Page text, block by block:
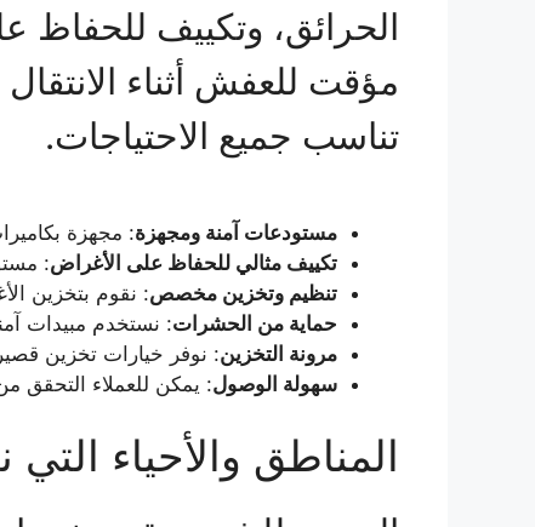
الحرائق، وتكييف للحفاظ
مؤقت للعفش أثناء
تناسب جميع الاحتياجات.
مستودعات آمنة ومجهزة: مجهزة
تكييف مثالي للحفاظ على الأغراض:
تنظيم وتخزين مخصص: نقوم بتخزين
حماية من الحشرات: نستخدم مبيدات
مرونة التخزين: نوفر خيارات تخزين
سهولة الوصول: يمكن للعملاء التحقق
المناطق والأحياء التي